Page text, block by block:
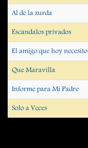
Al de la zurda
Escandalos privados
El amigo que hoy necesito
Que Maravilla
Informe para Mi Padre
Solo a Veces